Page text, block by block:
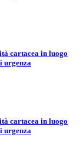
cartacea in luogo
urgenza
cartacea in luogo
urgenza